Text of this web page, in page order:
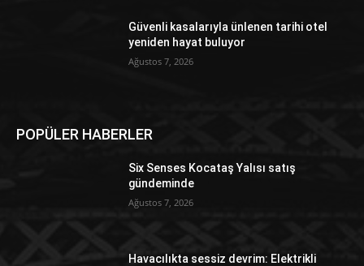
Güvenli kasalarıyla ünlenen tarihi otel
yeniden hayat buluyor
Ağustos 7, 2026
POPÜLER HABERLER
Six Senses Kocataş Yalısı satış
gündeminde
Ağustos 7, 2026
Havacılıkta sessiz devrim: Elektrikli